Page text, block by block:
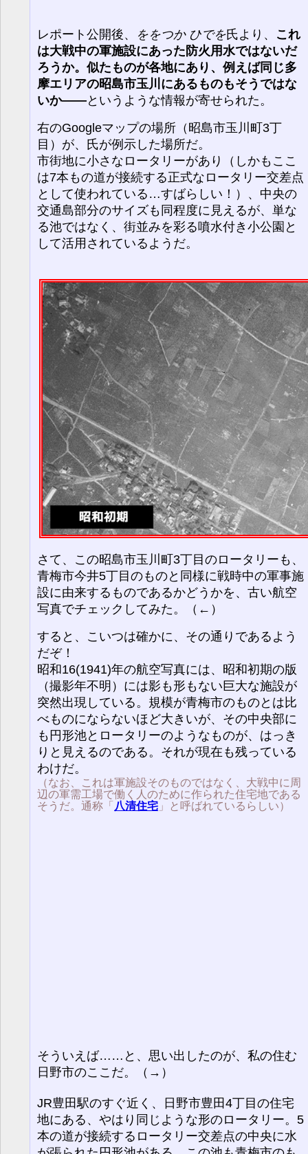
レポート公開後、 ををつか ひでを氏より、 これ
は大戦中の軍施設にあった防火用水ではないだ
ろうか。似たものが各地にあり、例えば同じ多
摩エリアの昭島市玉川にあるものもそうではな
いか――というような情報が寄せられた。
右のGoogleマップの場所（昭島市玉川町3丁
目）が、氏が例示した場所だ。
市街地に小さなロータリーがあり（しかもここ
は7本もの道が接続する正式なロータリー交差点
として使われている…すばらしい！）、中央の
交通島部分のサイズも同程度に見えるが、単な
る池ではなく、街並みを彩る噴水付き小公園と
して活用されているようだ。
さて、この昭島市玉川町3丁目のロータリーも、
青梅市今井5丁目のものと同様に戦時中の軍事施
設に由来するものであるかどうかを、古い航空
写真でチェックしてみた。（←）
すると、こいつは確かに、その通りであるよう
だぞ！
昭和16(1941)年の航空写真には、昭和初期の版
（撮影年不明）には影も形もない巨大な施設が
突然出現している。規模が青梅市のものとは比
べものにならないほど大きいが、その中央部に
も円形池とロータリーのようなものが、はっき
りと見えるのである。それが現在も残っている
わけだ。
（なお、これは軍施設そのものではなく、大戦中に周
辺の軍需工場で働く人のために作られた住宅地である
そうだ。通称「 八清住宅 」と呼ばれているらしい）
そういえば……と、思い出したのが、私の住む
日野市のここだ。（→）
JR豊田駅のすぐ近く、日野市豊田4丁目の住宅
地にある、やはり同じような形のロータリー。5
本の道が接続するロータリー交差点の中央に水